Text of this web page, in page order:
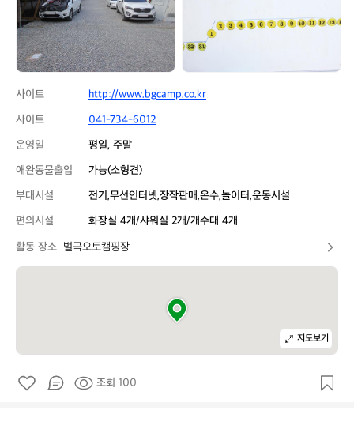
장
사이트
http://www.bgcamp.co.kr
사이트
041-734-6012
운영일
평일, 주말
애완동물출입
가능(소형견)
부대시설
전기,무선인터넷,장작판매,온수,놀이터,운동시설
편의시설
화장실 4개/샤워실 2개/개수대 4개
활동 장소 벌곡오토캠핑장
지도보기
조회 100